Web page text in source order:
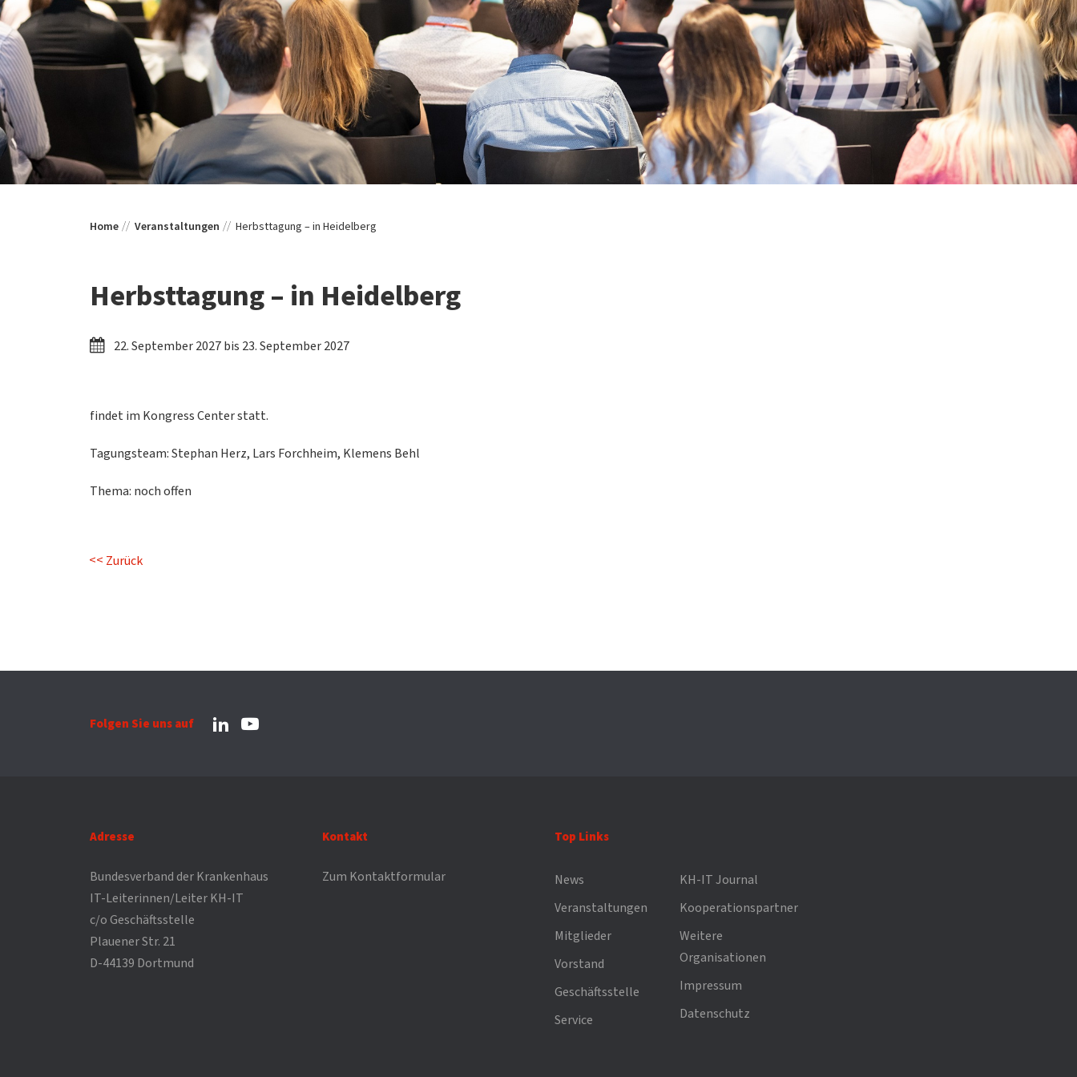
Home Veranstaltungen Herbsttagung – in Heidelberg
Herbsttagung – in Heidelberg
22. September 2027 bis 23. September 2027
findet im Kongress Center statt.
Tagungsteam: Stephan Herz, Lars Forchheim, Klemens Behl
Thema: noch offen
Zurück
Folgen Sie uns auf
Adresse
Bundesverband der Krankenhaus
IT-Leiterinnen/Leiter KH-IT
c/o Geschäftsstelle
Plauener Str. 21
D-44139 Dortmund
Kontakt
Zum Kontaktformular
Top Links
News
Veranstaltungen
Mitglieder
Vorstand
Geschäftsstelle
Service
KH-IT Journal
Kooperationspartner
Weitere
Organisationen
Impressum
Datenschutz